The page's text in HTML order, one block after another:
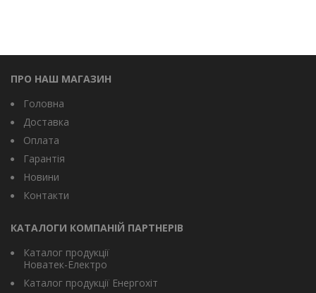
ПРО НАШ МАГАЗИН
Головна
Доставка
Оплата
Гарантія
Новини
Контакти
КАТАЛОГИ КОМПАНІЙ ПАРТНЕРІВ
Каталог продукції
Новатек-Електро
Каталог продукції Енергохіт